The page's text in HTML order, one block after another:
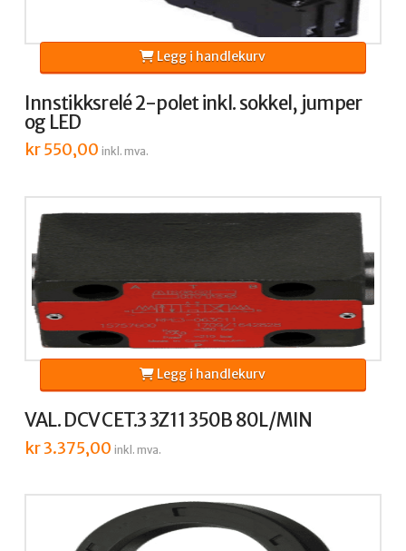
Innstikksrelé 2-polet inkl. sokkel, jumper
og LED
kr550,00 inkl. mva.
Legg i handlekurv
VAL. DCV CET.3 3Z11 350B 80L/MIN
kr3.375,00 inkl. mva.
Legg i handlekurv